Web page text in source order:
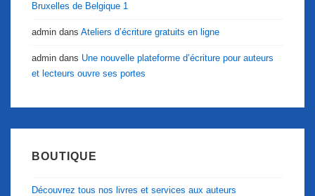
Bruxelles de Belgique 1
admin dans Ateliers d’écriture gratuits en ligne
admin dans Une nouvelle plateforme d’écriture pour auteurs
et lecteurs ouvre ses portes
BOUTIQUE
Découvrez tous nos livres et services aux auteurs